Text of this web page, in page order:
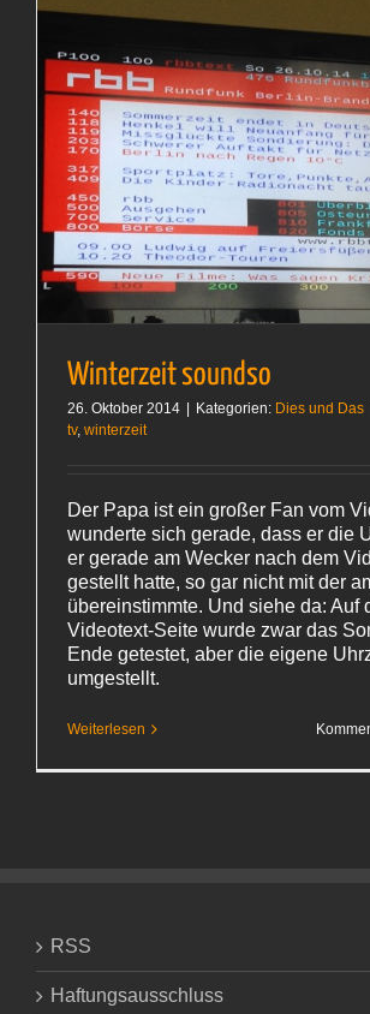
Winterzeit soundso
26. Oktober 2014 Kategorien: Dies und Das
tv, winterzeit
Der Papa ist ein großer Fan vom
wunderte sich gerade, dass er die
er gerade am Wecker nach dem
gestellt hatte, so gar nicht mit der
übereinstimmte. Und siehe da: Auf
Videotext-Seite wurde zwar das
Ende getestet, aber die eigene
umgestellt.
Weiterlesen
RSS
Haftungsausschluss